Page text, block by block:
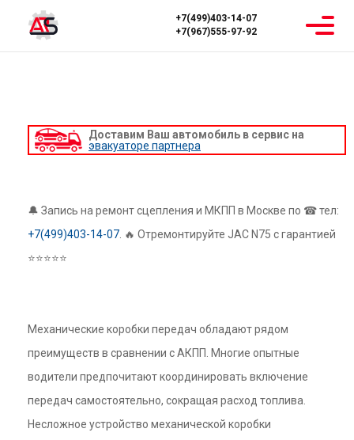
+7(499)403-14-07
+7(967)555-97-92
Доставим Ваш автомобиль в сервис на
эвакуаторе партнера
🔔 Запись на ремонт сцепления и МКПП в Москве по ☎ тел:
+7(499)403-14-07 . 🔥 Отремонтируйте JAC N75 с гарантией
⭐⭐⭐⭐⭐
Механические коробки передач обладают рядом
преимуществ в сравнении с АКПП. Многие опытные
водители предпочитают координировать включение
передач самостоятельно, сокращая расход топлива.
Несложное устройство механической коробки